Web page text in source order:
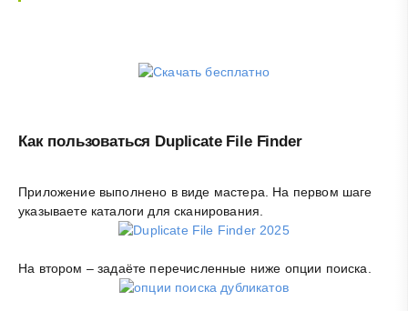
Как пользоваться Duplicate File Finder
Приложение выполнено в виде мастера. На первом шаге
указываете каталоги для сканирования.
На втором – задаёте перечисленные ниже опции поиска.